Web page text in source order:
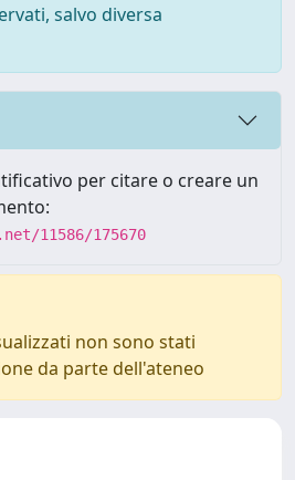
salvo diversa
per citare o creare un
11586/175670
non sono stati
da parte dell'ateneo